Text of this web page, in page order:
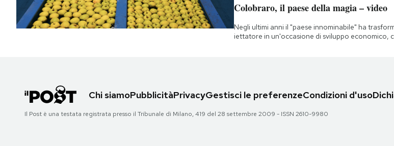
Colobraro, il paese della magia – video
Negli ultimi anni il "paese innominabile" ha
iettatore in un'occasione di sviluppo economico,
Chi siamoPubblicitàPrivacyGestisci le preferenzeCondizioni d'uso
Il Post è una testata registrata presso il Tribunale di Milano, 419 del 28 settembre 2009 - ISSN 2610-9980